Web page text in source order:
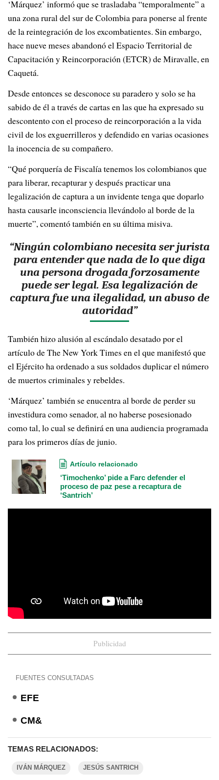
‘Márquez’ informó que se trasladaba “temporalmente” a
una zona rural del sur de Colombia para ponerse al frente
de la reintegración de los excombatientes. Sin embargo,
hace nueve meses abandonó el Espacio Territorial de
Capacitación y Reincorporación (ETCR) de Miravalle, en
Caquetá.
Desde entonces se desconoce su paradero y solo se ha
sabido de él a través de cartas en las que ha expresado su
descontento con el proceso de reincorporación a la vida
civil de los exguerrilleros y defendido en varias ocasiones
la inocencia de su compañero.
“Qué porquería de Fiscalía tenemos los colombianos que
para liberar, recapturar y después practicar una
legalización de captura a un invidente tenga que doparlo
hasta causarle inconsciencia llevándolo al borde de la
muerte”, comentó también en su última misiva.
“Ningún colombiano necesita ser jurista
para entender que nada de lo que diga
una persona drogada forzosamente
puede ser legal. Esa legalización de
captura fue una ilegalidad, un abuso de
autoridad”
También hizo alusión al escándalo desatado por el
artículo de The New York Times en el que manifestó que
el Ejército ha ordenado a sus soldados duplicar el número
de muertos criminales y rebeldes.
‘Márquez’ también se enucentra al borde de perder su
investidura como senador, al no haberse posesionado
como tal, lo cual se definirá en una audiencia programada
para los primeros días de junio.
Artículo relacionado
‘Timochenko’ pide a Farc defender el
proceso de paz pese a recaptura de
‘Santrich’
Publicidad
FUENTES CONSULTADAS
EFE
CM&
TEMAS RELACIONADOS:
IVÁN MÁRQUEZ JESÚS SANTRICH